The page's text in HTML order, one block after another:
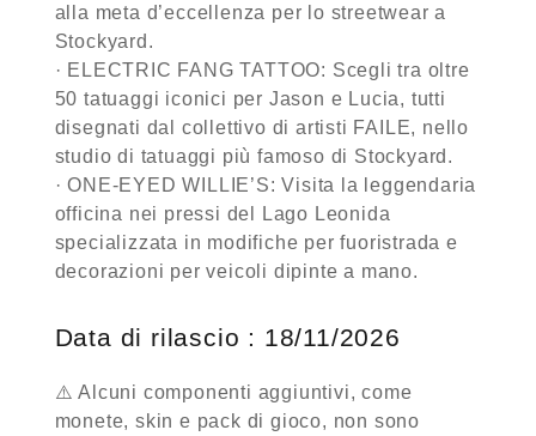
alla meta d’eccellenza per lo streetwear a
Stockyard.
· ELECTRIC FANG TATTOO: Scegli tra oltre
50 tatuaggi iconici per Jason e Lucia, tutti
disegnati dal collettivo di artisti FAILE, nello
studio di tatuaggi più famoso di Stockyard.
· ONE-EYED WILLIE’S: Visita la leggendaria
officina nei pressi del Lago Leonida
specializzata in modifiche per fuoristrada e
decorazioni per veicoli dipinte a mano.
Data di rilascio : 18/11/2026
⚠️ Alcuni componenti aggiuntivi, come
monete, skin e pack di gioco, non sono